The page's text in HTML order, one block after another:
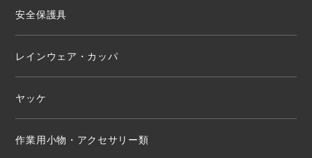
安全保護具
レインウェア・カッパ
ヤッケ
作業用小物・アクセサリー類